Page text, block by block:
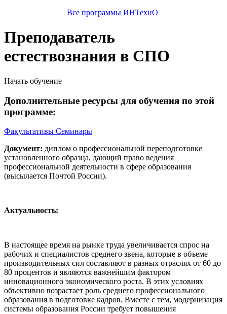
Все программы ИНТехнО
Преподаватель
естествознания в СПО
Начать обучение
Дополнительные ресурсы для обучения по этой
программе:
Факультативы Семинары
Документ: диплом о профессиональной переподготовке
установленного образца, дающий право ведения
профессиональной деятельности в сфере образования
(высылается Почтой России).
Актуальность:
В настоящее время на рынке труда увеличивается спрос на
рабочих и специалистов среднего звена, которые в объеме
производительных сил составляют в разных отраслях от 60 до
80 процентов и являются важнейшим фактором
инновационного экономического роста. В этих условиях
объективно возрастает роль среднего профессионального
образования в подготовке кадров. Вместе с тем, модернизация
системы образования России требует повышения